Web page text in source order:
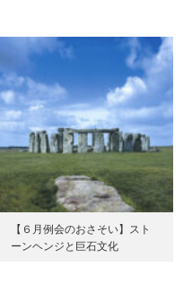
【６月例会のおさそい】スト
ーンヘンジと巨石文化